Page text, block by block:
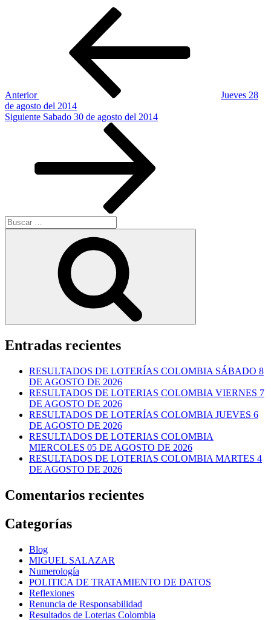
Anterior
Jueves 28
de agosto del 2014
Siguiente
Siguiente Sabado 30 de agosto del 2014
Buscar
por:
Entradas recientes
RESULTADOS DE LOTERÍAS COLOMBIA SÁBADO 8
DE AGOSTO DE 2026
RESULTADOS DE LOTERIAS COLOMBIA VIERNES 7
DE AGOSTO DE 2026
RESULTADOS DE LOTERÍAS COLOMBIA JUEVES 6
DE AGOSTO DE 2026
RESULTADOS DE LOTERIAS COLOMBIA
MIERCOLES 05 DE AGOSTO DE 2026
RESULTADOS DE LOTERIAS COLOMBIA MARTES 4
DE AGOSTO DE 2026
Comentarios recientes
Categorías
Blog
MIGUEL SALAZAR
Numerología
POLITICA DE TRATAMIENTO DE DATOS
Reflexiones
Renuncia de Responsabilidad
Resultados de Loterias Colombia